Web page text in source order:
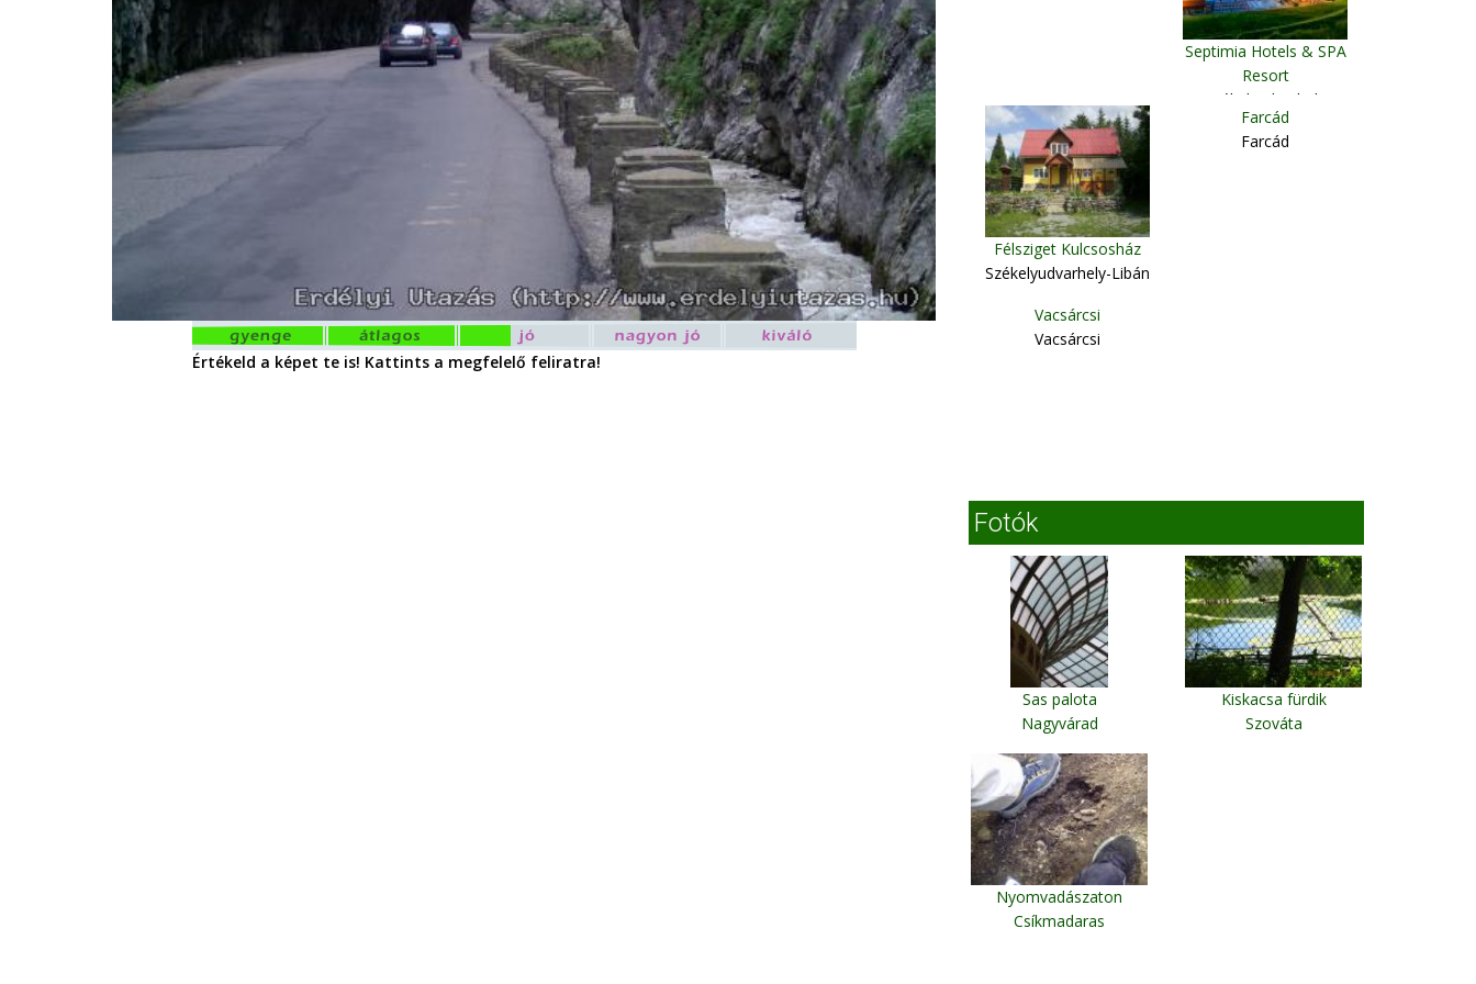
Értékeld a képet te is! Kattints a megfelelő feliratra!
Septimia Hotels & SPA
Resort
Székelyudvarhely
Félsziget Kulcsosház
Székelyudvarhely-Libán
Farcád
Farcád
Vacsárcsi
Vacsárcsi
Fotók
Sas palota
Nagyvárad
Kiskacsa fürdik
Szováta
Nyomvadászaton
Csíkmadaras